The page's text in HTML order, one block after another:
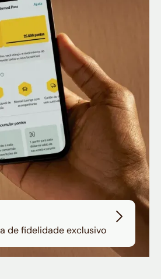
de Guarulhos
de fidelidade exclusivo